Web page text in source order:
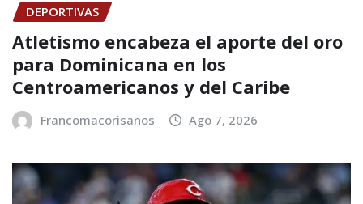
DEPORTIVAS
Atletismo encabeza el aporte del oro
para Dominicana en los
Centroamericanos y del Caribe
Francomacorisanos Ago 7, 2026